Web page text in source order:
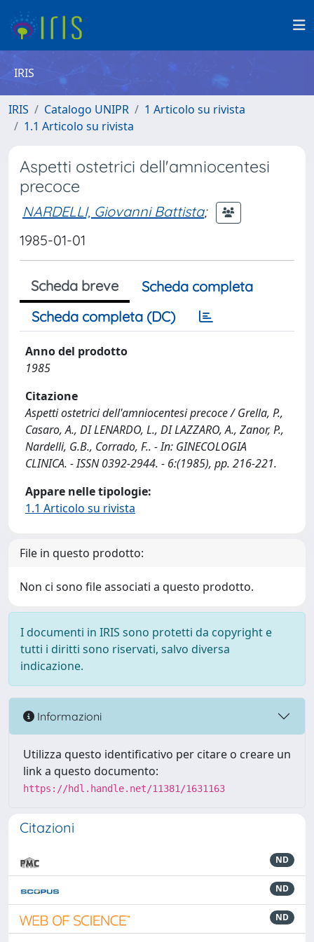
IRIS
IRIS Catalogo UNIPR
1 Articolo su rivista
1.1 Articolo su rivista
Aspetti ostetrici dell'amniocentesi
precoce
NARDELLI, Giovanni Battista;
1985-01-01
Scheda breve
Scheda completa
Scheda completa (DC)
Anno del prodotto
1985
Citazione
Aspetti ostetrici dell'amniocentesi precoce / Grella, P.,
Casaro, A., DI LENARDO, L., DI LAZZARO, A., Zanor, P.,
Nardelli, G.B., Corrado, F.. - In: GINECOLOGIA
CLINICA. - ISSN 0392-2944. - 6:(1985), pp. 216-221.
Appare nelle tipologie:
1.1 Articolo su rivista
File in questo prodotto:
Non ci sono file associati a questo prodotto.
I documenti in IRIS sono protetti da copyright e
tutti i diritti sono riservati, salvo diversa
indicazione.
Informazioni
Utilizza questo identificativo per citare o creare un
link a questo documento:
https://hdl.handle.net/11381/1631163
Citazioni
ND
ND
ND